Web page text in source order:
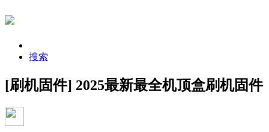
搜索
[刷机固件] 2025最新最全机顶盒刷机固件